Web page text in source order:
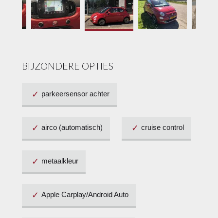
BIJZONDERE OPTIES
parkeersensor achter
airco (automatisch) cruise control
metaalkleur
Apple Carplay/Android Auto